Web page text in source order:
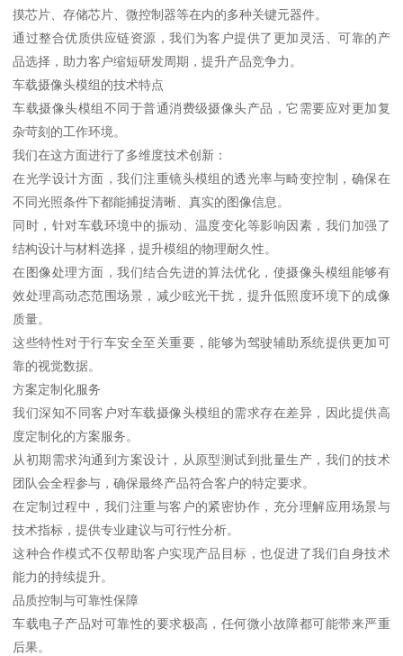
摸芯片、存储芯片、微控制器等在内的多种关键元器件。
通过整合优质供应链资源，我们为客户提供了更加灵活、可靠的产
品选择，助力客户缩短研发周期，提升产品竞争力。
车载摄像头模组的技术特点
车载摄像头模组不同于普通消费级摄像头产品，它需要应对更加复
杂苛刻的工作环境。
我们在这方面进行了多维度技术创新：
在光学设计方面，我们注重镜头模组的透光率与畸变控制，确保在
不同光照条件下都能捕捉清晰、真实的图像信息。
同时，针对车载环境中的振动、温度变化等影响因素，我们加强了
结构设计与材料选择，提升模组的物理耐久性。
在图像处理方面，我们结合先进的算法优化，使摄像头模组能够有
效处理高动态范围场景，减少眩光干扰，提升低照度环境下的成像
质量。
这些特性对于行车安全至关重要，能够为驾驶辅助系统提供更加可
靠的视觉数据。
方案定制化服务
我们深知不同客户对车载摄像头模组的需求存在差异，因此提供高
度定制化的方案服务。
从初期需求沟通到方案设计，从原型测试到批量生产，我们的技术
团队会全程参与，确保最终产品符合客户的特定要求。
在定制过程中，我们注重与客户的紧密协作，充分理解应用场景与
技术指标，提供专业建议与可行性分析。
这种合作模式不仅帮助客户实现产品目标，也促进了我们自身技术
能力的持续提升。
品质控制与可靠性保障
车载电子产品对可靠性的要求极高，任何微小故障都可能带来严重
后果。